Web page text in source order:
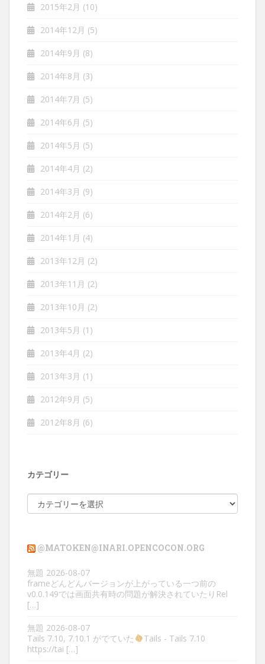
2015年2月 (10)
2014年12月 (5)
2014年9月 (8)
2014年8月 (3)
2014年7月 (5)
2014年6月 (5)
2014年5月 (5)
2014年4月 (2)
2014年3月 (9)
2014年2月 (6)
2014年1月 (4)
2013年12月 (2)
2013年11月 (2)
2013年10月 (2)
2013年5月 (1)
2013年4月 (2)
2013年3月 (1)
2012年9月 (5)
2012年8月 (6)
カテゴリー
テ
ー
@MATOKEN@INARI.OPENCOCON.ORG
無題 2026-08-07
frameどんどんバージョンが上がっている一つ前の
v0.0.149では画面共有時の問題が解決されていたりRel
[…]
無題 2026-08-07
Tails 7.10, 7.10.1 がでていた
Tails - Tails 7.10
https://tai […]